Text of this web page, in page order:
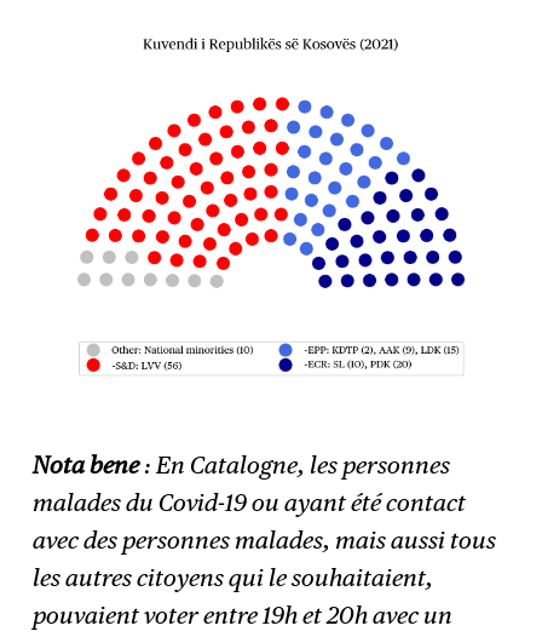
Nota bene: En Catalogne, les personnes
malades du Covid-19 ou ayant été contact
avec des personnes malades, mais aussi tous
les autres citoyens qui le souhaitaient,
pouvaient voter entre 19h et 20h avec un